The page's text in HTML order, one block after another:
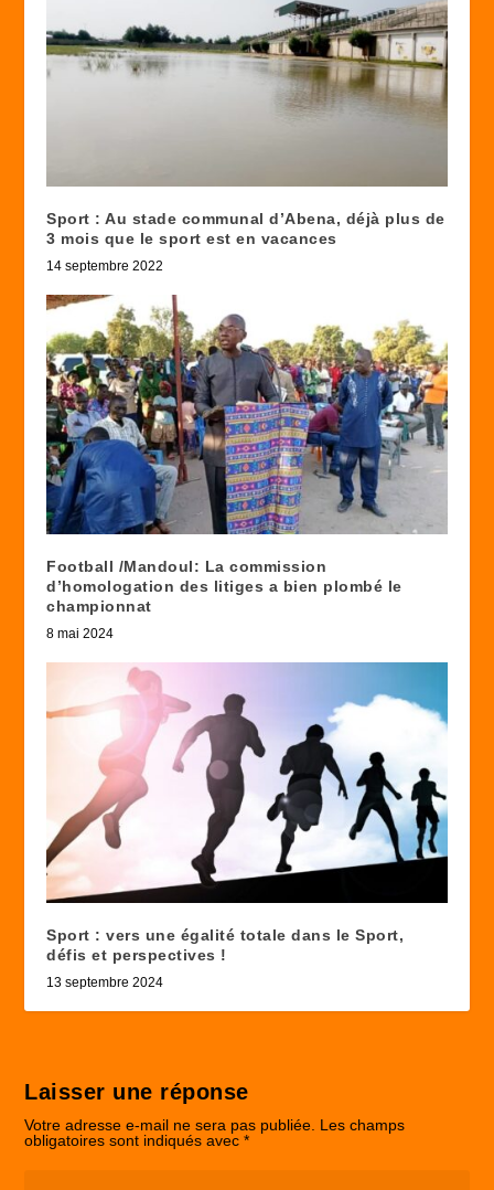
Sport : Au stade communal d’Abena, déjà plus de
3 mois que le sport est en vacances
14 septembre 2022
Football /Mandoul: La commission
d’homologation des litiges a bien plombé le
championnat
8 mai 2024
Sport : vers une égalité totale dans le Sport,
défis et perspectives !
13 septembre 2024
Laisser une réponse
Votre adresse e-mail ne sera pas publiée. Les champs
obligatoires sont indiqués avec*